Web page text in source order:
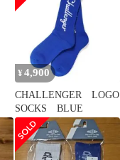
¥ 4,900
CHALLENGER LOGO
SOCKS BLUE